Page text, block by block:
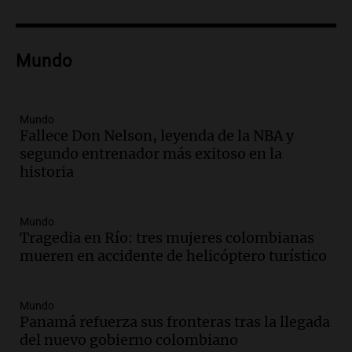
Audio.Amaycha del Valle avanza en
con nueva tecnología médica
Audio.
aumentan tarifas del SUBTE en Buenos
Aires desde agosto
Panorama Federal
Audio.
financiera y el aumento de la morosidad
en Buenos Aires
Audio.
Corte Suprema tras fallo que aparta a
Pagani como rector
Mundo
Mundo
Fallece Don Nelson, leyenda de la NBA y
segundo entrenador más exitoso en la
historia
Mundo
Tragedia en Río: tres mujeres colombianas
mueren en accidente de helicóptero turístico
Mundo
Panamá refuerza sus fronteras tras la llegada
del nuevo gobierno colombiano